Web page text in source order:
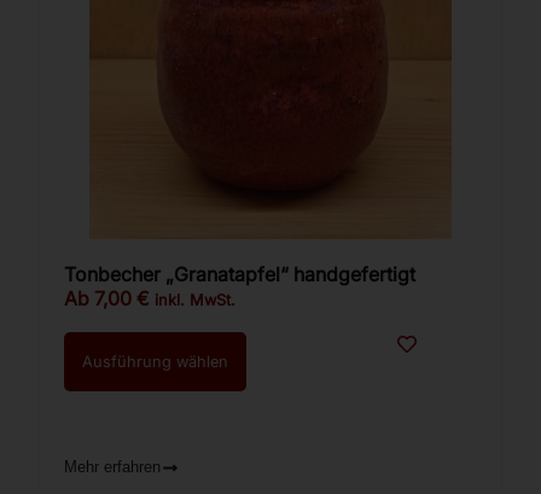
Tonbecher „Granatapfel“ handgefertigt
Ab 7,00€ inkl. MwSt.
Ausführung wählen
Mehr erfahren